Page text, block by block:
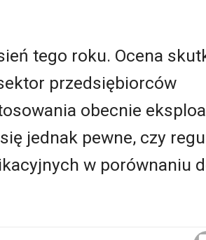
tego roku. Ocena
przedsiębiorców
obecnie
jednak pewne, czy
w porównaniu